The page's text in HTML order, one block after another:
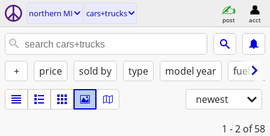
northern MI cars+trucks
post acct
+ price sold by type model year fuel
newest
1 - 2 of 58